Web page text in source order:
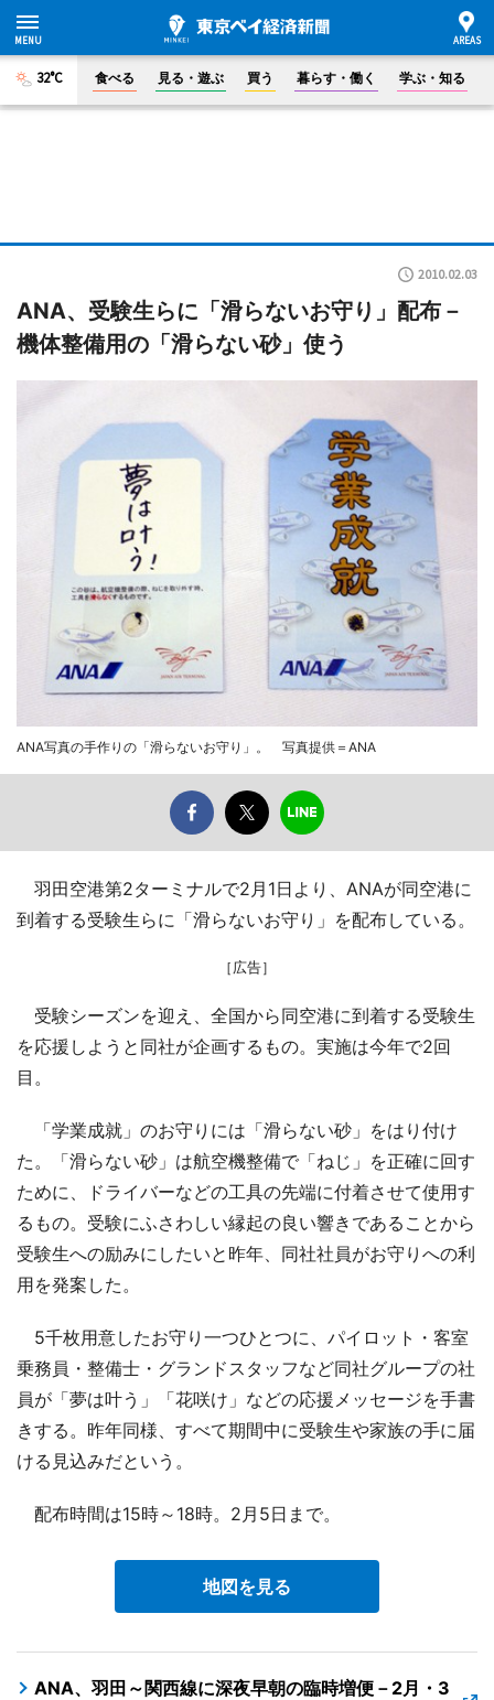
32°C 食べる 見る・遊ぶ 買う 暮らす・働く 学ぶ・知る
2010.02.03
ANA、受験生らに「滑らないお守り」配布－
機体整備用の「滑らない砂」使う
ANA写真の手作りの「滑らないお守り」。 写真提供＝ANA
羽田空港第2ターミナルで2月1日より、ANAが同空港に
到着する受験生らに「滑らないお守り」を配布している。
［広告］
受験シーズンを迎え、全国から同空港に到着する受験生
を応援しようと同社が企画するもの。実施は今年で2回
目。
「学業成就」のお守りには「滑らない砂」をはり付け
た。「滑らない砂」は航空機整備で「ねじ」を正確に回す
ために、ドライバーなどの工具の先端に付着させて使用す
るもの。受験にふさわしい縁起の良い響きであることから
受験生への励みにしたいと昨年、同社社員がお守りへの利
用を発案した。
5千枚用意したお守り一つひとつに、パイロット・客室
乗務員・整備士・グランドスタッフなど同社グループの社
員が「夢は叶う」「花咲け」などの応援メッセージを手書
きする。昨年同様、すべて期間中に受験生や家族の手に届
ける見込みだという。
配布時間は15時～18時。2月5日まで。
地図を見る
ANA、羽田～関西線に深夜早朝の臨時増便－2月・3